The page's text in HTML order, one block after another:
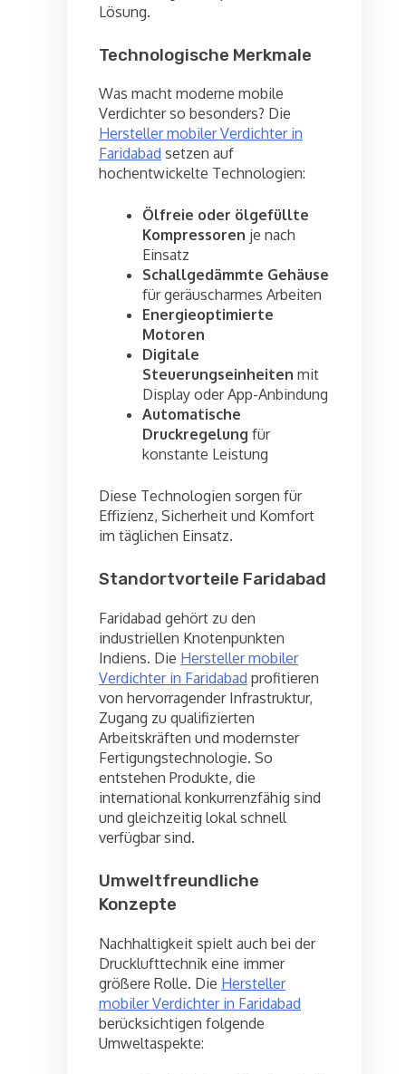
Lösung.
Technologische Merkmale
Was macht moderne mobile
Verdichter so besonders? Die
Hersteller mobiler Verdichter in
Faridabad setzen auf
hochentwickelte Technologien:
Ölfreie oder ölgefüllte
Kompressoren je nach
Einsatz
Schallgedämmte Gehäuse
für geräuscharmes Arbeiten
Energieoptimierte
Motoren
Digitale
Steuerungseinheiten mit
Display oder App-Anbindung
Automatische
Druckregelung für
konstante Leistung
Diese Technologien sorgen für
Effizienz, Sicherheit und Komfort
im täglichen Einsatz.
Standortvorteile Faridabad
Faridabad gehört zu den
industriellen Knotenpunkten
Indiens. Die Hersteller mobiler
Verdichter in Faridabad profitieren
von hervorragender Infrastruktur,
Zugang zu qualifizierten
Arbeitskräften und modernster
Fertigungstechnologie. So
entstehen Produkte, die
international konkurrenzfähig sind
und gleichzeitig lokal schnell
verfügbar sind.
Umweltfreundliche
Konzepte
Nachhaltigkeit spielt auch bei der
Drucklufttechnik eine immer
größere Rolle. Die Hersteller
mobiler Verdichter in Faridabad
berücksichtigen folgende
Umweltaspekte: